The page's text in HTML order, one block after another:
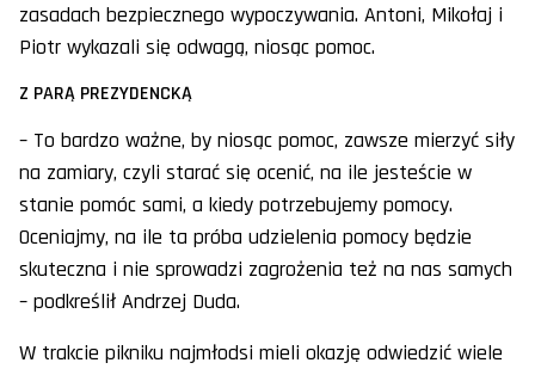
zasadach bezpiecznego wypoczywania. Antoni, Mikołaj i
Piotr wykazali się odwagą, niosąc pomoc.
Z PARĄ PREZYDENCKĄ
– To bardzo ważne, by niosąc pomoc, zawsze mierzyć siły
na zamiary, czyli starać się ocenić, na ile jesteście w
stanie pomóc sami, a kiedy potrzebujemy pomocy.
Oceniajmy, na ile ta próba udzielenia pomocy będzie
skuteczna i nie sprowadzi zagrożenia też na nas samych
– podkreślił Andrzej Duda.
W trakcie pikniku najmłodsi mieli okazję odwiedzić wiele